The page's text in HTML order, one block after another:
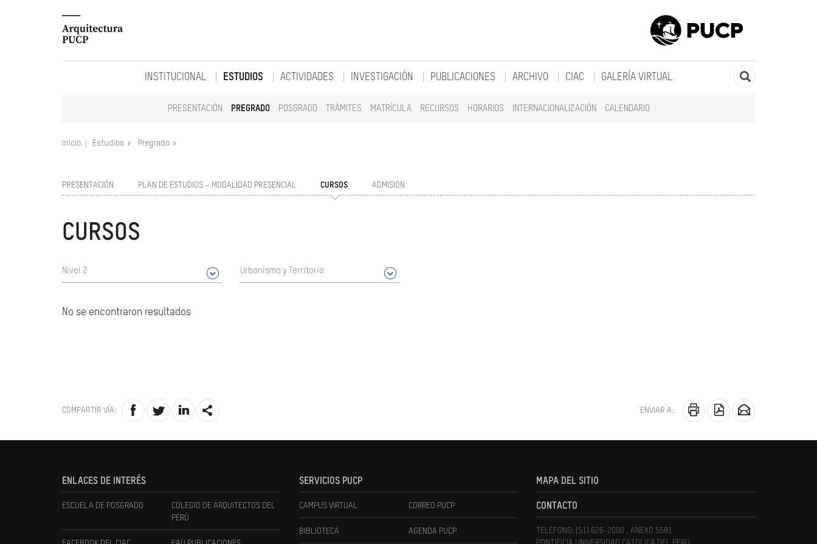
INSTITUCIONAL ESTUDIOS
PRESENTACIÓN PREGRADO POSGRADO TRÁMITES MATRÍCULA RECURSOS HORARIOS INTERNACIONALIZACIÓN CALENDARIO
ACTIVIDADES INVESTIGACIÓN PUBLICACIONES ARCHIVO CIAC GALERÍA VIRTUAL
Inicio Estudios Pregrado
PRESENTACIÓN PLAN DE ESTUDIOS – MODALIDAD PRESENCIAL CURSOS ADMISIÓN
CURSOS
Nivel 2 Urbanismo y Territorio
No se encontraron resultados
COMPARTIR VÍA: ENVIAR A:
ENLACES DE INTERÉS
ESCUELA DE POSGRADO
COLEGIO DE ARQUITECTOS DEL
PERÚ
SERVICIOS PUCP
CAMPUS VIRTUAL CORREO PUCP
BIBLIOTECA AGENDA PUCP
MAPA DEL SITIO
CONTACTO
TELÉFONO: (51) 626-2000 , ANEXO 5581